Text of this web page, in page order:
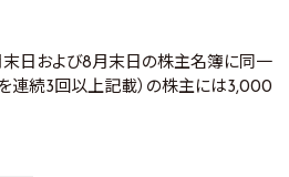
末日および8月末日の株主名簿に同一
連続3回以上記載）の株主には3,000